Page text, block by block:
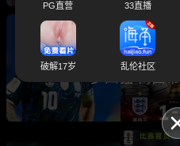
世界杯半决赛 阿根廷2-
步四强 梅西
PG直营 33直播
破解17岁 乱伦社区